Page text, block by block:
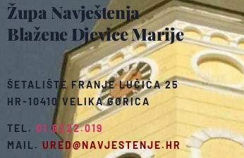
Župa Navještenja
Blažene Djevice Marije
ŠETALIŠTE FRANJE LUČIĆA 25
HR-10410 VELIKA GORICA
TEL. 01.6222.019
MAIL. URED@NAVJESTENJE.HR